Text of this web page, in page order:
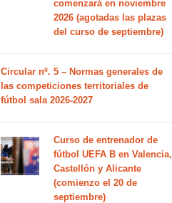
comenzará en noviembre
2026 (agotadas las plazas
del curso de septiembre)
Circular nº. 5 – Normas generales de
las competiciones territoriales de
fútbol sala 2026-2027
Curso de entrenador de
fútbol UEFA B en Valencia,
Castellón y Alicante
(comienzo el 20 de
septiembre)